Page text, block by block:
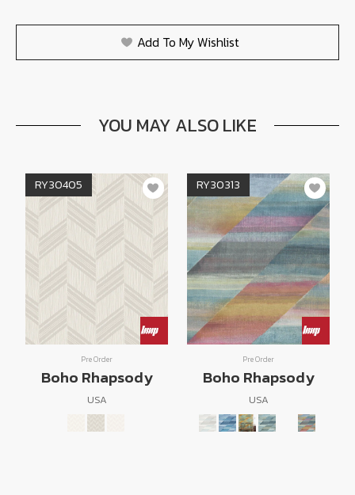
Add To My Wishlist
YOU MAY ALSO LIKE
RY30405
Pre Order
Boho Rhapsody
USA
RY30313
Pre Order
Boho Rhapsody
USA